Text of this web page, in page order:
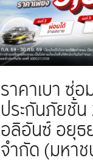
ราคาเบา ซ่อ
ประกันภัยชั้น
อลิอันซ์ อยุธ
จำกัด (มหา